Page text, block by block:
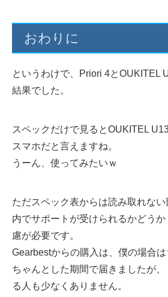
おわりに
というわけで、Priori 4とOUKITEL
結果でした。
スペックだけで見るとOUKITEL
スマホだと言えますね。
うーん、使ってみたいｗ
ただスペック表からは読み取れな
内でサポートが受けられるかどう
慮が必要です。
Gearbestからの購入は、僕の場合
ちゃんとした期間で届きましたが
る人も少なくありません。